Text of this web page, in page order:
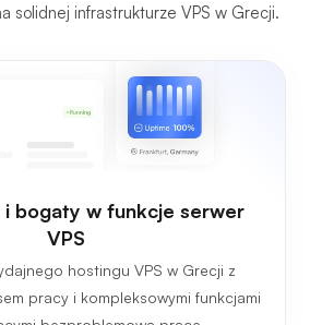
solidnej infrastrukturze VPS w Grecji.
i bogaty w funkcje serwer
VPS
hostingu VPS w Grecji z
pracy i kompleksowymi funkcjami